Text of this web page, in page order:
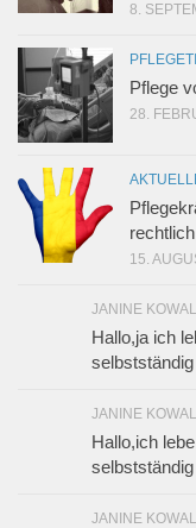
8.
Pflege
28.
15.
JANINE
Hallo,ja ich
JANINE
Hallo,ich
selbstständig
JANINE